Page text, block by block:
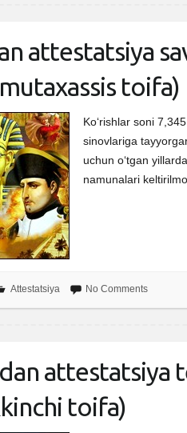
attestatsiya
toifa)
Ko‘rishlar soni
sinovlariga
uchun o‘tgan
namunalari
Attestatsiya No Comments
attestatsiya
toifa)